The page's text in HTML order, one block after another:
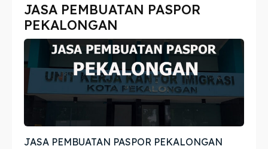
Imta
Legalisir
Apostille
Penerjemah
Asuransi
Imta
Legalisir
Apostille
Penerjemah
Asuransi
JASA PEMBUATAN PASPOR
PEKALONGAN
JASA PEMBUATAN PASPOR PEKALONGAN